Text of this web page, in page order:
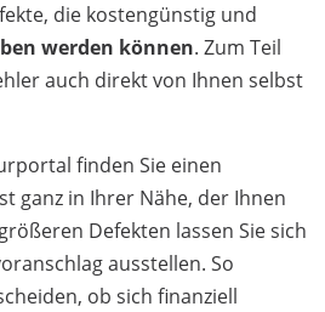
die kostengünstig und
werden können. Zum Teil
auch direkt von Ihnen selbst
finden Sie einen
ganz in Ihrer Nähe, der Ihnen
Defekten lassen Sie sich
ausstellen. So
ob sich finanziell